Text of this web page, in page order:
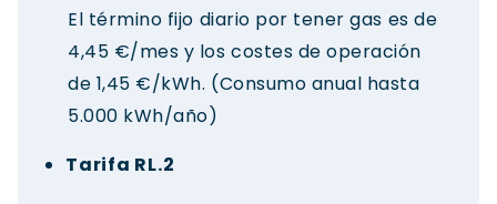
El término fijo diario por tener gas es de
4,45 €/mes y los costes de operación
de 1,45 €/kWh. (Consumo anual hasta
5.000 kWh/año)
Tarifa RL.2